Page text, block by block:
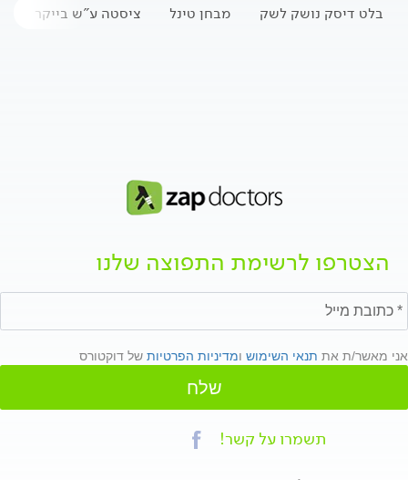
בלט דיסק נושק לשק מבחן טינל ציסטה ע"ש בייקר
הצטרפו לרשימת התפוצה שלנו
אני מאשר/ת את תנאי השימוש ומדיניות הפרטיות של דוקטורס
שלח
תשמרו על קשר!